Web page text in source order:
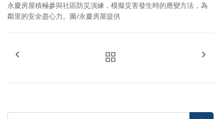
永慶房屋積極參與社區防災演練，模擬災害發生時的應變方法，為
鄰里的安全盡心力。圖/永慶房屋提供